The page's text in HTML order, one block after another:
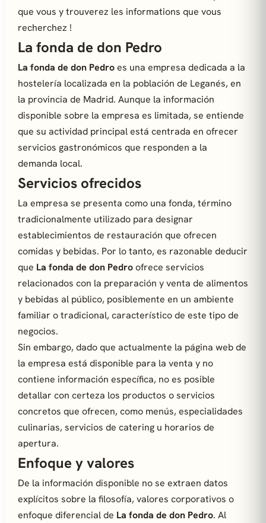
que vous y trouverez les informations que vous
recherchez !
La fonda de don Pedro
La fonda de don Pedroes una empresa dedicada a la
hostelería localizada en la población de Leganés, en
la provincia de Madrid. Aunque la información
disponible sobre la empresa es limitada, se entiende
que su actividad principal está centrada en ofrecer
servicios gastronómicos que responden a la
demanda local.
Servicios ofrecidos
La empresa se presenta como una fonda, término
tradicionalmente utilizado para designar
establecimientos de restauración que ofrecen
comidas y bebidas. Por lo tanto, es razonable deducir
que La fonda de don Pedroofrece servicios
relacionados con la preparación y venta de alimentos
y bebidas al público, posiblemente en un ambiente
familiar o tradicional, característico de este tipo de
negocios.
Sin embargo, dado que actualmente la página web de
la empresa está disponible para la venta y no
contiene información específica, no es posible
detallar con certeza los productos o servicios
concretos que ofrecen, como menús, especialidades
culinarias, servicios de catering u horarios de
apertura.
Enfoque y valores
De la información disponible no se extraen datos
explícitos sobre la filosofía, valores corporativos o
enfoque diferencial de La fonda de don Pedro. Al